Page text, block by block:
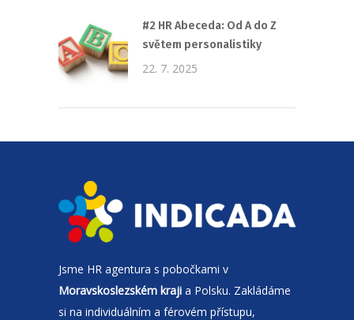
#2 HR Abeceda: Od A do Z
světem personalistiky
22. 7. 2025
Jsme HR agentura s pobočkami v
Moravskoslezském kraji a Polsku. Zakládáme
si na individuálním a férovém přístupu,